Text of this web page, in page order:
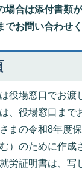
場合は添付書類
でお問い合わせく
役場窓口でお渡
、役場窓口まで
まの令和8年度
）のために作成
労証明書は、写